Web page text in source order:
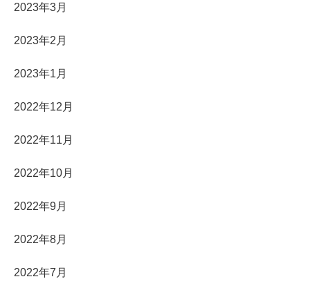
2023年3月
2023年2月
2023年1月
2022年12月
2022年11月
2022年10月
2022年9月
2022年8月
2022年7月